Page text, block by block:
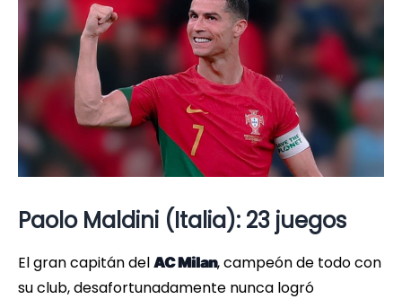
Paolo Maldini (Italia): 23 juegos
El gran capitán del AC Milan, campeón de todo con
su club, desafortunadamente nunca logró